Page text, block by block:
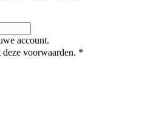
account.
voorwaarden. *